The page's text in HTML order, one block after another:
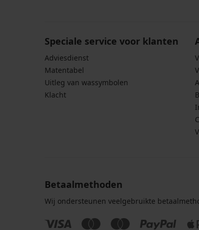
Speciale service voor klanten
Adviesdienst
Matentabel
Uitleg van wassymbolen
Klacht
Betaalmethoden
Wij ondersteunen veelgebruikte